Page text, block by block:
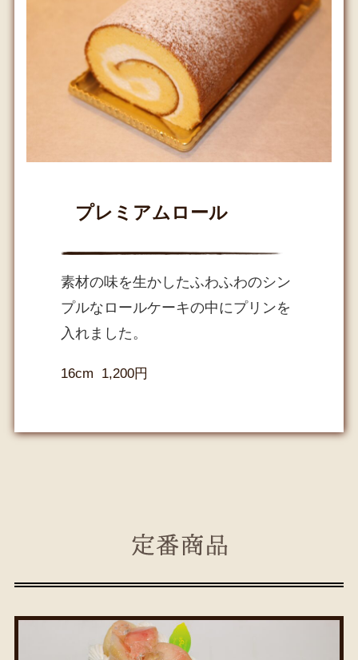
プレミアムロール
素材の味を生かしたふわふわのシン
プルなロールケーキの中にプリンを
入れました。
16cm 1,200円